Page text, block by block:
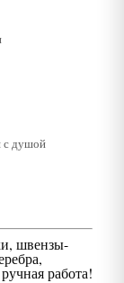
с душой
швензы-
работа!